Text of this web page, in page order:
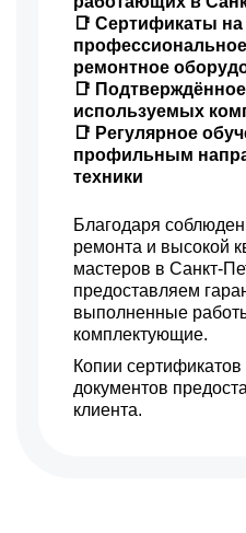
📑 Сертификаты на
ремонтное
📑
используемых
📑 Регулярное
профильным
техники
Благодаря
ремонта и высокой
мастеров в Санкт-
предоставляем
выполненные
комплектующие.
Копии
документов
клиента.